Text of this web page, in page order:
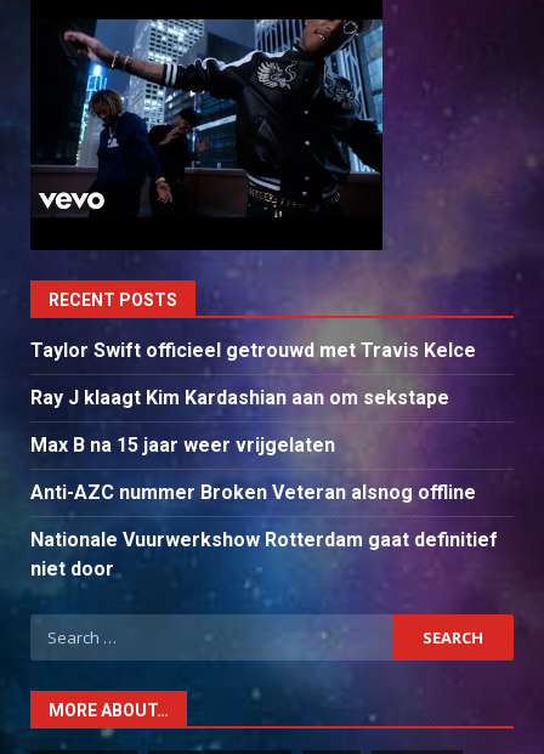
RECENT POSTS
Taylor Swift officieel getrouwd met Travis Kelce
Ray J klaagt Kim Kardashian aan om sekstape
Max B na 15 jaar weer vrijgelaten
Anti-AZC nummer Broken Veteran alsnog offline
Nationale Vuurwerkshow Rotterdam gaat definitief
niet door
Search
for:
MORE ABOUT…